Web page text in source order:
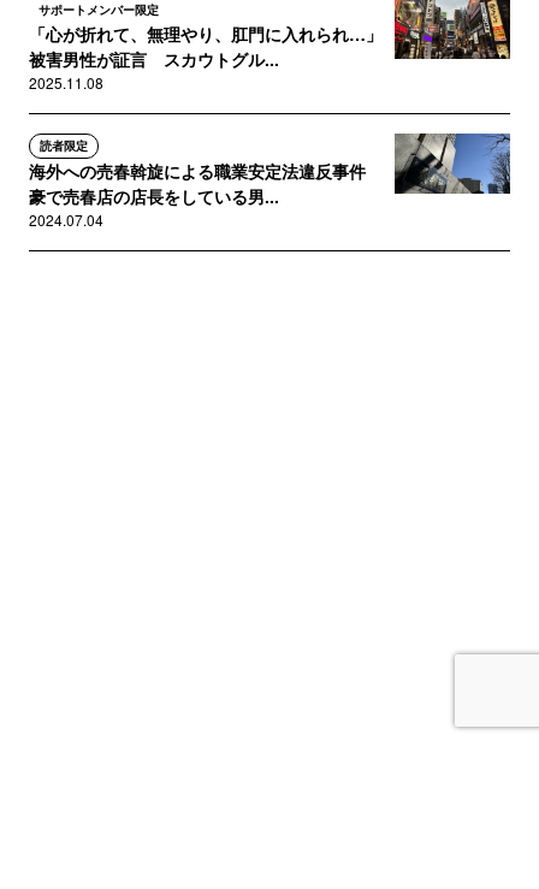
サポートメンバー限定
「心が折れて、無理やり、肛門に入れられ…」
被害男性が証言 スカウトグル...
2025.11.08
読者限定
海外への売春斡旋による職業安定法違反事件
豪で売春店の店長をしている男...
2024.07.04